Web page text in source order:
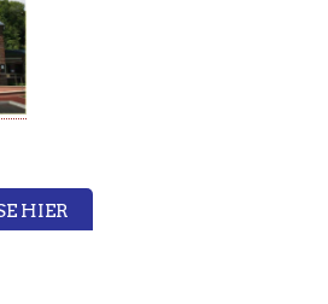
HIER